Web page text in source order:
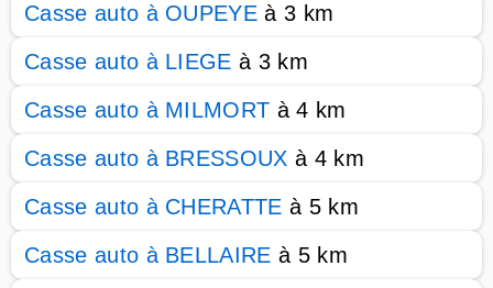
Casse auto à OUPEYE à 3 km
Casse auto à LIEGE à 3 km
Casse auto à MILMORT à 4 km
Casse auto à BRESSOUX à 4 km
Casse auto à CHERATTE à 5 km
Casse auto à BELLAIRE à 5 km